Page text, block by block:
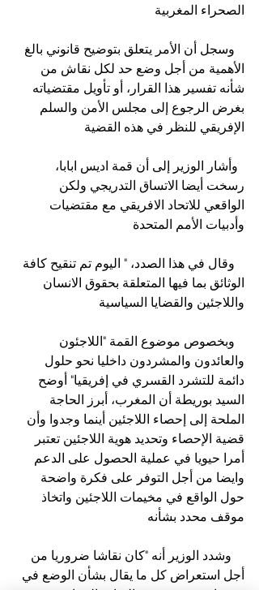
الصحراء المغربية
   وسجل أن الأمر يتعلق بتوضيح قانوني بالغ
الأهمية من أجل وضع حد لكل نقاش من
شأنه تفسير هذا القرار، أو تأويل مقتضياته
بغرض الرجوع إلى مجلس الأمن والسلم
الإفريقي للنظر في هذه القضية
  وأشار الوزير إلى أن قمة اديس ابابا،
رسخت أيضا الاتساق التدريجي ولكن
الواقعي للاتحاد الافريقي مع مقتضيات
وأدبيات الأمم المتحدة
   وقال في هذا الصدد، " اليوم تم تنقيح كافة
الوثائق بما فيها المتعلقة بحقوق الانسان
واللاجئين والقضايا السياسية
   وبخصوص موضوع القمة "اللاجئون
والعائدون والمشردون داخليا نحو حلول
دائمة للتشرد القسري في إفريقيا" أوضح
السيد بوريطة أن المغرب، أبرز الحاجة
الملحة إلى إحصاء اللاجئين أينما وجدوا وأن
قضية الإحصاء وتحديد هوية اللاجئين تعتبر
أمرا حيويا في عملية الحصول على الدعم
وايضا من أجل التوفر على فكرة واضحة
حول الواقع في مخيمات اللاجئين واتخاذ
موقف محدد بشأنه
    وشدد الوزير أنه "كان نقاشا ضروريا من
أجل استعراض كل ما يقال بشأن الوضع في